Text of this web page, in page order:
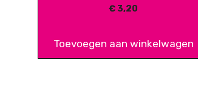
€3,20
Toevoegen aan winkelwagen